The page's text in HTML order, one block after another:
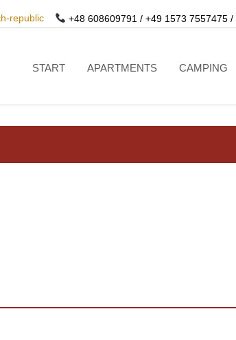
+48 608609791 / +49 1573 7557475 /
START APARTMENTS CAMPING